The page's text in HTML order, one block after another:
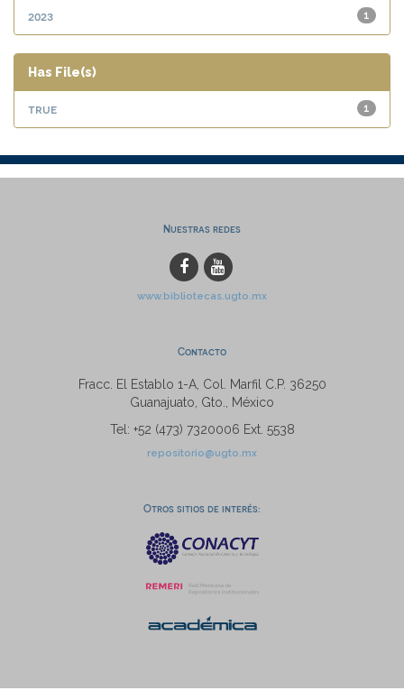
1
2023
Has File(s)
1
true
Nuestras redes
www.bibliotecas.ugto.mx
Contacto
Fracc. El Establo 1-A, Col. Marfil C.P. 36250
Guanajuato, Gto., México
Tel: +52 (473) 7320006 Ext. 5538
repositorio@ugto.mx
Otros sitios de interés: